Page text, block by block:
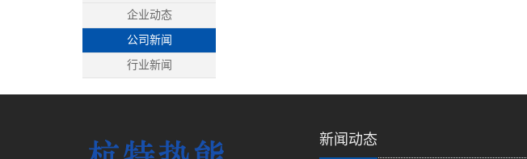
企业动态
公司新闻
行业新闻
新闻动态